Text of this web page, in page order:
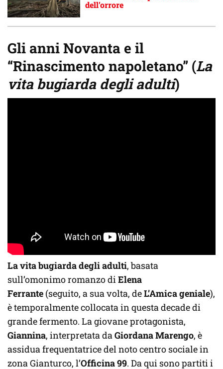
dell’orrore
Gli anni Novanta e il
“Rinascimento napoletano” (La
vita bugiarda degli adulti)
La vita bugiarda degli adulti, basata
sull’omonimo romanzo diElena
Ferrante (seguito, a sua volta, deL’Amica geniale),
è temporalmente collocata in questa decade di
grande fermento. La giovane protagonista,
Giannina, interpretata daGiordana Marengo, è
assidua frequentatrice del noto centro sociale in
zona Gianturco, l’Officina 99. Da qui sono partiti i